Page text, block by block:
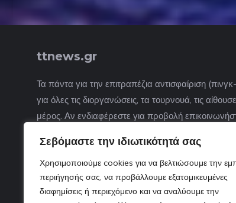
Σεβόμαστε την ιδιωτικότητά σας
Χρησιμοποιούμε cookies για να βελτιώσουμε την
περιήγησής σας, να προβάλλουμε εξατομικευμένες
διαφημίσεις ή περιεχόμενο και να αναλύουμε την
ttnews.gr
Τα πάντα για την επιτραπέζια αντισφαίριση
για όλες τις διοργανώσεις, τα τουρνουά, τις
μέρος. Αν ενδιαφέρεστε για προβολή